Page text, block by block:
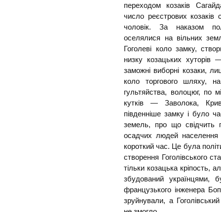
переходом козаків
число реєстрових
чоловік. За наказом
оселялися на вільних
Гоголеві коло замку,
низку козацьких хуторів
заможні виборні козаки,
коло торгового шляху,
гультяйства, волоцюг, по
кутків — Заволока,
південніше замку і було
земель, про що свідчить
осадчих людей населення
короткий час. Це була
створення Гоголівського
тільки козацька кріпость,
збудований українцями,
французького інженера
зруйнували, а